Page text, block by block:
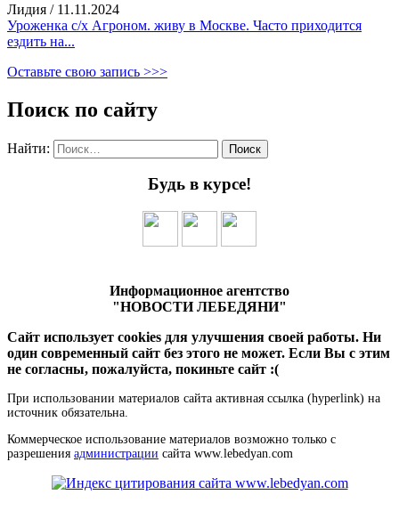
Лидия / 11.11.2024
Уроженка с/х Агроном. живу в Москве. Часто приходится
ездить на...
Оставьте свою запись >>>
Поиск по сайту
Найти:
Будь в курсе!
Информационное агентство
"НОВОСТИ ЛЕБЕДЯНИ"
Сайт использует cookies для улучшения своей работы. Ни
один современный сайт без этого не может. Если Вы с этим
не согласны, пожалуйста, покиньте сайт :(
При использовании материалов сайта активная ссылка (hyperlink) на
источник обязательна.
Коммерческое использование материалов возможно только с
разрешения администрации сайта www.lebedyan.com